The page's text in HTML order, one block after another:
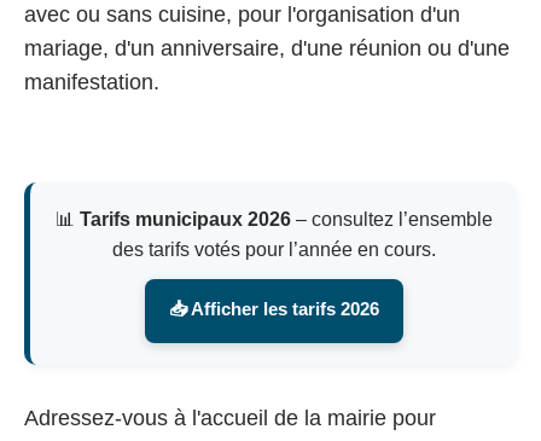
avec ou sans cuisine, pour l'organisation d'un
mariage, d'un anniversaire, d'une réunion ou d'une
manifestation.
📊 Tarifs municipaux 2026– consultez l’ensemble
des tarifs votés pour l’année en cours.
📥 Afficher les tarifs 2026
Adressez-vous à l'accueil de la mairie pour